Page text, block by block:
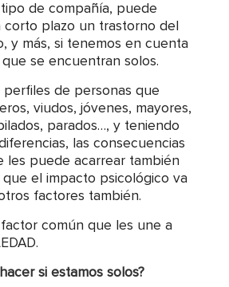
de compañía, puede
corto plazo un trastorno del
y más, si tenemos en cuenta
se encuentran solos.
perfiles de personas que
viudos, jóvenes, mayores,
parados…, y teniendo
las consecuencias
les puede acarrear también
que el impacto psicológico va
factores también.
común que les une a
si estamos solos?